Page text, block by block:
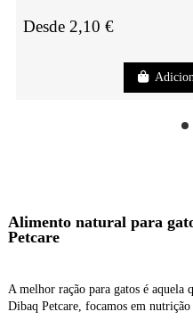
Desde 2,10 €
Alimento natural para
Petcare
A melhor ração para gatos é aquela
Dibaq Petcare, focamos em